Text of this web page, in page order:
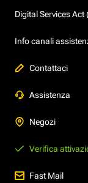
Digital Services
Info canali
Contattaci
Assistenza
Negozi
Verifica
Fast Mail